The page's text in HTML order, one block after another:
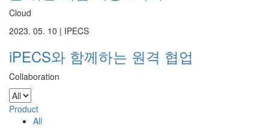
Cloud
2023. 05. 10 | IPECS
iPECS와 함께하는 원격 협업
Collaboration
Product
All